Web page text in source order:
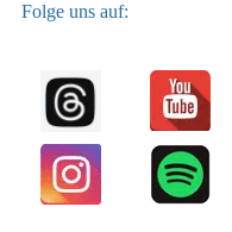
Folge uns auf: